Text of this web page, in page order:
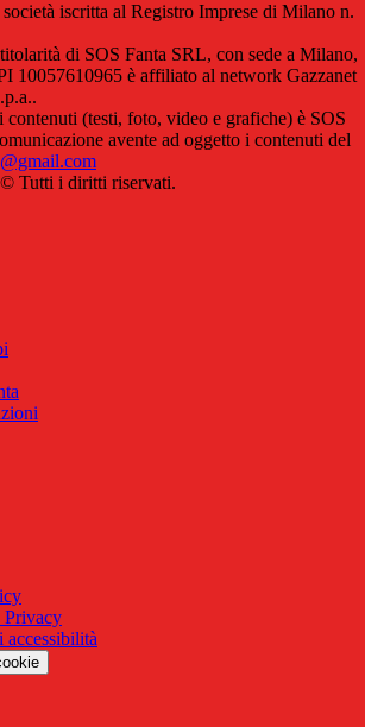
iscritta al Registro Imprese di Milano n.
di SOS Fanta SRL, con sede a Milano,
10057610965 è affiliato al network Gazzanet
contenuti (testi, foto, video e grafiche) è SOS
avente ad oggetto i contenuti del
Tutti i diritti riservati.
Privacy